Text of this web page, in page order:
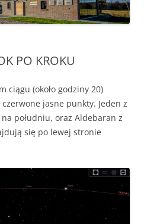
PO KROKU
ciągu (około godziny 20)
jasne punkty. Jeden z
południu, oraz Aldebaran z
się po lewej stronie